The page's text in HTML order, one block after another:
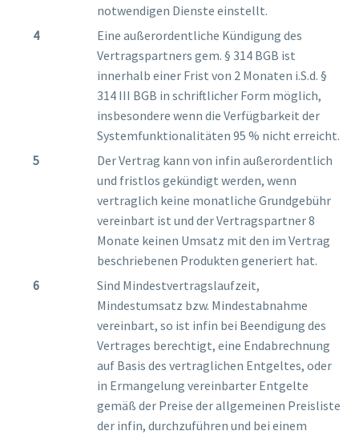
notwendigen Dienste einstellt.
Eine außerordentliche Kündigung des
Vertragspartners gem. § 314 BGB ist
innerhalb einer Frist von 2 Monaten i.S.d. §
314 III BGB in schriftlicher Form möglich,
insbesondere wenn die Verfügbarkeit der
Systemfunktionalitäten 95 % nicht erreicht.
Der Vertrag kann von infin außerordentlich
und fristlos gekündigt werden, wenn
vertraglich keine monatliche Grundgebühr
vereinbart ist und der Vertragspartner 8
Monate keinen Umsatz mit den im Vertrag
beschriebenen Produkten generiert hat.
Sind Mindestvertragslaufzeit,
Mindestumsatz bzw. Mindestabnahme
vereinbart, so ist infin bei Beendigung des
Vertrages berechtigt, eine Endabrechnung
auf Basis des vertraglichen Entgeltes, oder
in Ermangelung vereinbarter Entgelte
gemäß der Preise der allgemeinen Preisliste
der infin, durchzuführen und bei einem